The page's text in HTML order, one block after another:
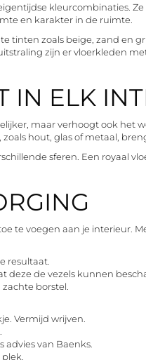
kleurcombinaties.
en karakter in de ruimte.
tinten zoals beige, zand en
zijn er vloerkleden
IN ELK
maar verhoogt ook
hout, glas of metaal,
sferen. Een royaal
te voegen aan je interieur.
resultaat.
deze de vezels kunnen
borstel.
Vermijd wrijven.
van Baenks.